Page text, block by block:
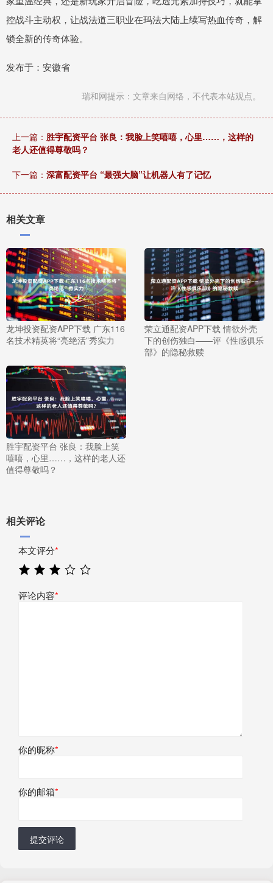
控战斗主动权，让战法道三职业在玛法大陆上续写热血传奇，解
锁全新的传奇体验。
发布于：安徽省
瑞和网提示：文章来自网络，不代表本站观点。
上一篇： 胜宇配资平台 张良：我脸上笑嘻嘻，心里……，这样的
老人还值得尊敬吗？
下一篇： 深富配资平台 “最强大脑”让机器人有了记忆
相关文章
龙坤投资配资APP下载 广东116
名技术精英将“亮绝活”秀实力
荣立通配资APP下载 情欲外壳
下的创伤独白——评《性感俱乐
部》的隐秘救赎
胜宇配资平台 张良：我脸上笑
嘻嘻，心里……，这样的老人还
值得尊敬吗？
相关评论
本文评分*
评论内容*
你的昵称*
你的邮箱*
提交评论